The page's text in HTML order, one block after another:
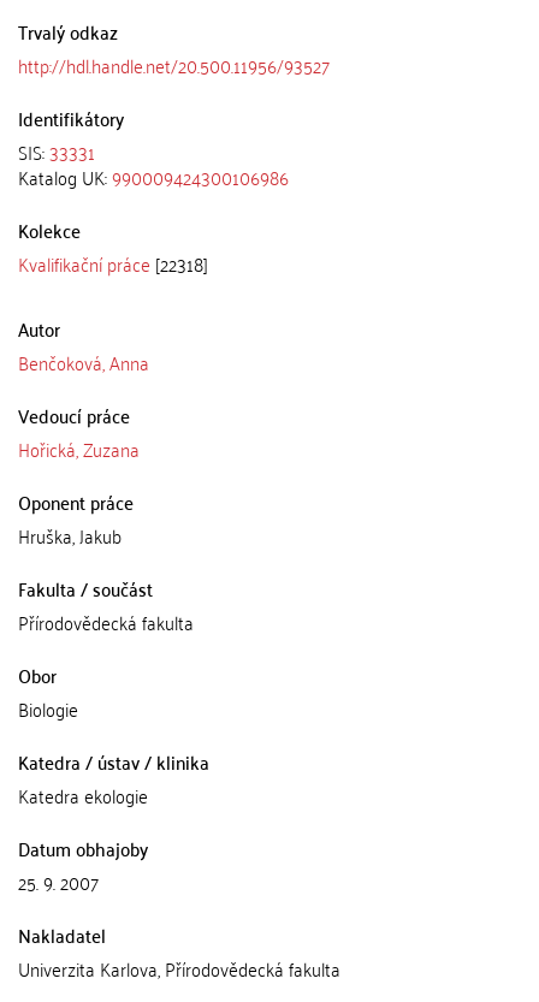
Trvalý odkaz
http://hdl.handle.net/20.500.11956/93527
Identifikátory
SIS:33331
Katalog UK:990009424300106986
Kolekce
Kvalifikační práce [22318]
Autor
Benčoková, Anna
Vedoucí práce
Hořická, Zuzana
Oponent práce
Hruška, Jakub
Fakulta / součást
Přírodovědecká fakulta
Obor
Biologie
Katedra / ústav / klinika
Katedra ekologie
Datum obhajoby
25. 9. 2007
Nakladatel
Univerzita Karlova, Přírodovědecká fakulta